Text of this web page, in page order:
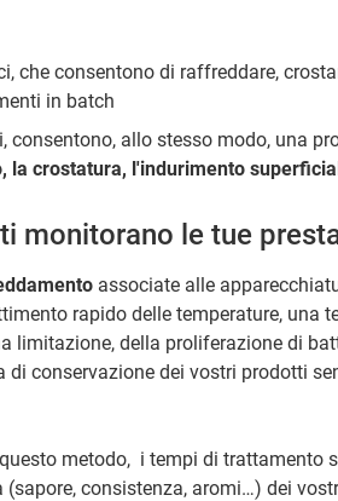
che consentono di raffreddare,
in batch
consentono, allo stesso modo, una
la crostatura, l'indurimento
monitorano le tue
associate alle
rapido delle temperature, una
limitazione, della proliferazione di
di conservazione dei vostri prodotti
metodo, i tempi di trattamento
(sapore, consistenza, aromi…) dei